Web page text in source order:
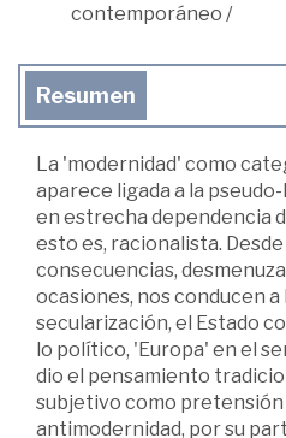
contemporáneo /
Resumen
La 'modernidad' como
aparece ligada a la
en estrecha dependencia
esto es, racionalista.
consecuencias,
ocasiones, nos conducen
secularización, el Estado
lo político, 'Europa' en el
dio el pensamiento
subjetivo como pretensión
antimodernidad, por su